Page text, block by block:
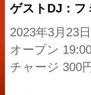
ゲストDJ：
2023年3月23日
オープン
チャージ 300